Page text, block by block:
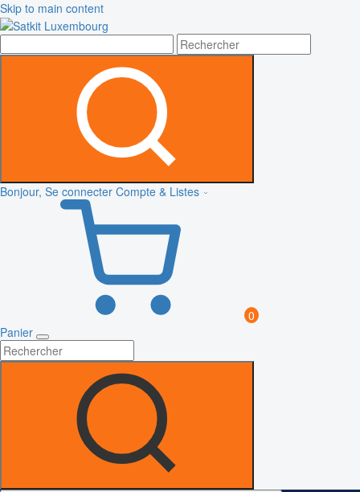
Skip to main content
Bonjour, Se connecter Compte & Listes
0
Panier